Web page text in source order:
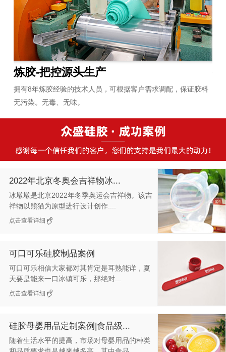
炼胶-把控源头生产
拥有8年炼胶经验的技术人员，可根据客户需求调配，保证胶料
无污染。无毒、无味。
2022年北京冬奥会吉祥物冰...
冰墩墩是北京2022年冬季奥运会吉祥物。该吉
祥物以熊猫为原型进行设计创作....
点击查看详细
可口可乐硅胶制品案例
可口可乐相信大家都对其肯定是耳熟能详，夏
天要是能来一口冰镇可乐，那绝对...
点击查看详细
硅胶母婴用品定制案例|食品级...
随着生活水平的提高，市场对母婴用品的种类